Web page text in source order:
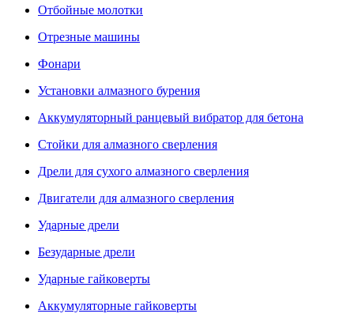
Отбойные молотки
Отрезные машины
Фонари
Установки алмазного бурения
Аккумуляторный ранцевый вибратор для бетона
Стойки для алмазного сверления
Дрели для сухого алмазного сверления
Двигатели для алмазного сверления
Ударные дрели
Безударные дрели
Ударные гайковерты
Аккумуляторные гайковерты